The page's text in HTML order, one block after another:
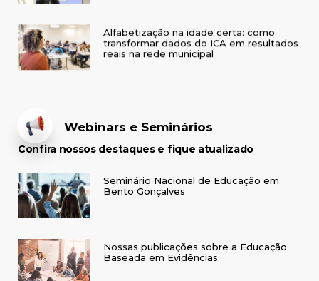
Alfabetização na idade certa: como
transformar dados do ICA em resultados
reais na rede municipal
Webinars e Seminários
Confira nossos destaques e fique atualizado
Seminário Nacional de Educação em
Bento Gonçalves
Nossas publicações sobre a Educação
Baseada em Evidências